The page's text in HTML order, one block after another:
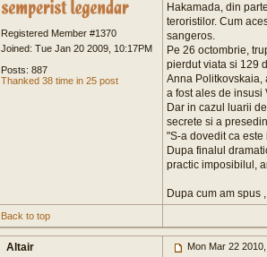
Registered Member #1370
Joined: Tue Jan 20 2009, 10:17PM
Posts: 887
Thanked 38 time in 25 post
Hakamada, din
teroristilor. Cum
sangeros.
Pe 26 octombrie,
pierdut viata si 129
Anna Politkovskaia,
a fost ales de insusi
Dar in cazul luarii
secrete si a
"S-a dovedit ca
Dupa finalul
practic imposibilul,
Dupa cum am spus
Back to top
Altair Mon Mar 22